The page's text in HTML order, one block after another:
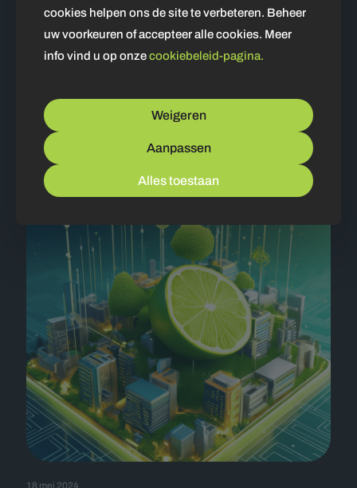
20 augustus 2024
Het Verschil Tussen WordPress.com en WordPress.org
cookies helpen ons de site te verbeteren. Beheer
uw voorkeuren of accepteer alle cookies. Meer
info vind u op onzecookiebeleid-pagina.
Weigeren
Aanpassen
Alles toestaan